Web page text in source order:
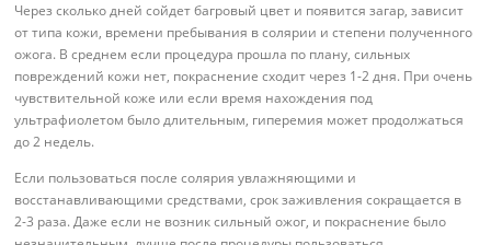
Через сколько дней сойдет багровый цвет и появится загар, зависит
от типа кожи, времени пребывания в солярии и степени полученного
ожога. В среднем если процедура прошла по плану, сильных
повреждений кожи нет, покраснение сходит через 1-2 дня. При очень
чувствительной коже или если время нахождения под
ультрафиолетом было длительным, гиперемия может продолжаться
до 2 недель.
Если пользоваться после солярия увлажняющими и
восстанавливающими средствами, срок заживления сокращается в
2-3 раза. Даже если не возник сильный ожог, и покраснение было